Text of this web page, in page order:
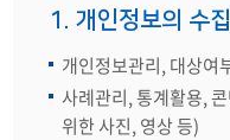
1. 개인정보의 수
개인정보관리, 대상여
사례관리, 통계활용,
위한 사진, 영상 등)